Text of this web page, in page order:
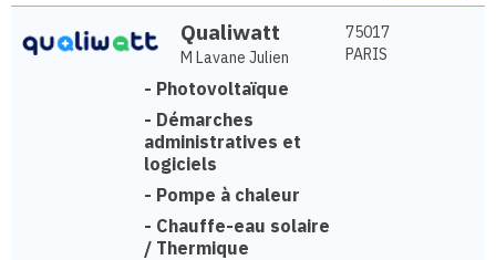
Qualiwatt
M Lavane Julien
75017
PARIS
- Photovoltaïque
- Démarches
administratives et
logiciels
- Pompe à chaleur
- Chauffe-eau solaire
/ Thermique